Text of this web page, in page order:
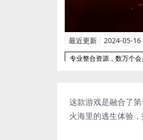
最近更新 2024-05-16
专业整合资源，数万个
这款游戏是融合了
火海里的逃生体验